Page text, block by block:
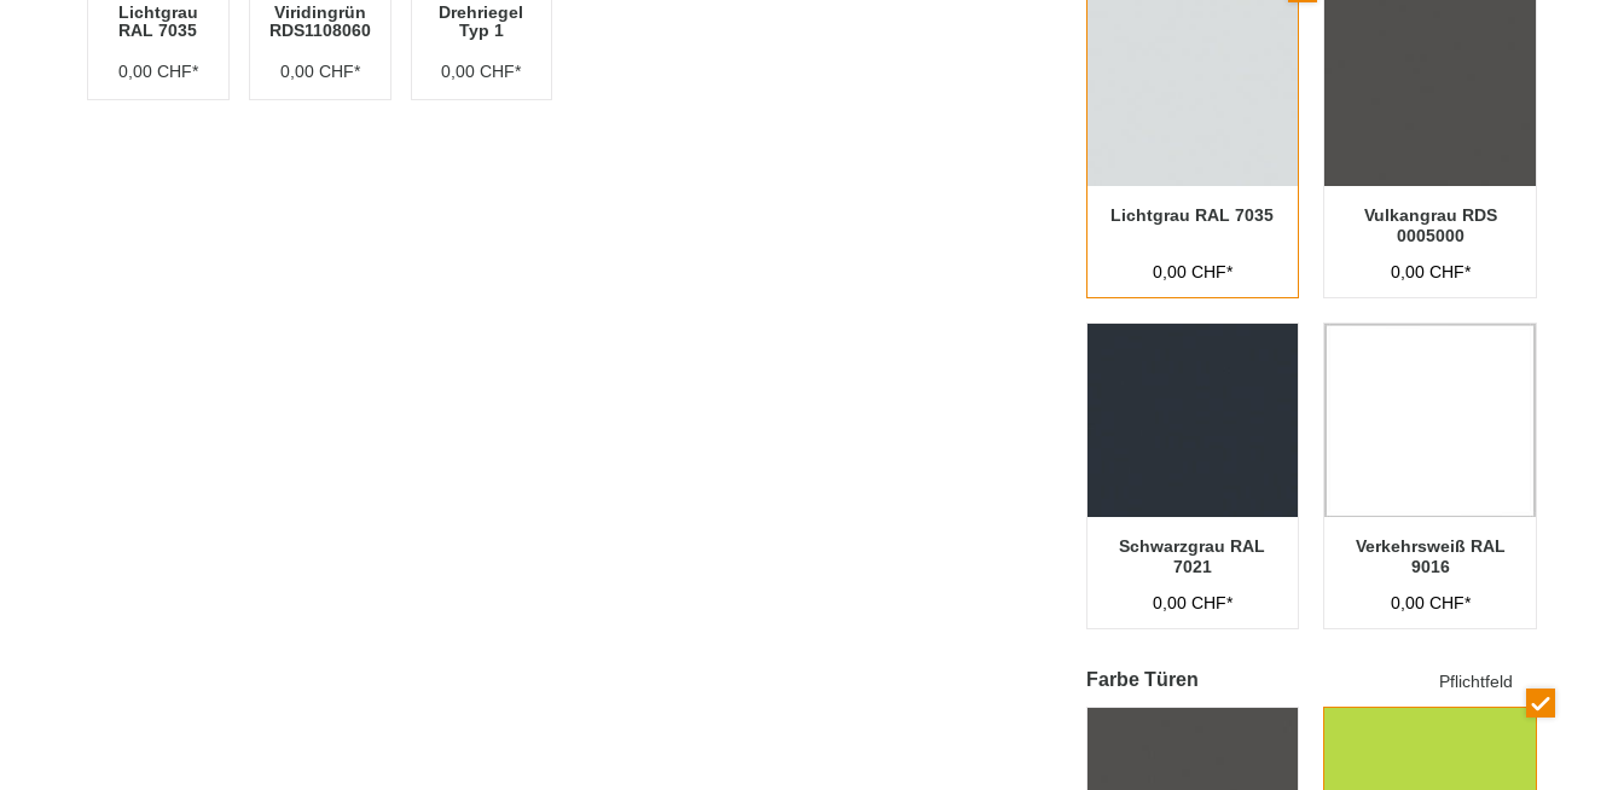
Lichtgrau
RAL 7035
0,00 CHF*
Viridingrün
RDS1108060
0,00 CHF*
Drehriegel
Typ 1
0,00 CHF*
Lichtgrau RAL 7035
0,00 CHF*
Vulkangrau RDS
0005000
0,00 CHF*
Schwarzgrau RAL
7021
0,00 CHF*
Verkehrsweiß RAL
9016
0,00 CHF*
Farbe Türen Pflichtfeld